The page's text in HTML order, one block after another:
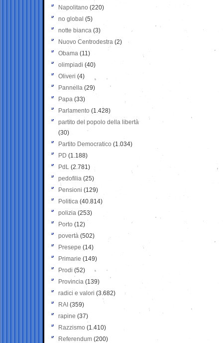
Napolitano (220)
no global (5)
notte bianca (3)
Nuovo Centrodestra (2)
Obama (11)
olimpiadi (40)
Oliveri (4)
Pannella (29)
Papa (33)
Parlamento (1.428)
partito del popolo della libertà
(30)
Partito Democratico (1.034)
PD (1.188)
PdL (2.781)
pedofilia (25)
Pensioni (129)
Politica (40.814)
polizia (253)
Porto (12)
povertà (502)
Presepe (14)
Primarie (149)
Prodi (52)
Provincia (139)
radici e valori (3.682)
RAI (359)
rapine (37)
Razzismo (1.410)
Referendum (200)